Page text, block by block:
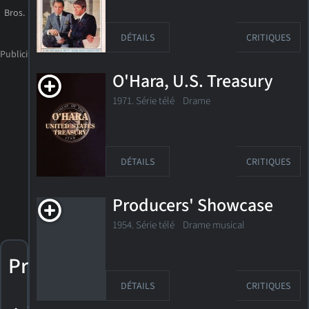
Bros.
Prix
DÉTAILS CRITIQUES
O'Hara, U.S. Treasury
1971. Série télé Drame
DÉTAILS CRITIQUES
Producers' Showcase
1954. Série télé Drame musical
DÉTAILS CRITIQUES